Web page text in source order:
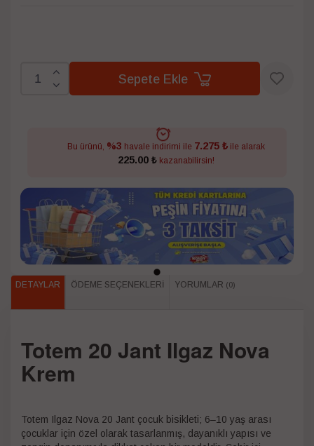
Sepete Ekle
Bu ürünü, %3 havale indirimi ile 7.275 ₺ile alarak
225.00 ₺kazanabilirsin!
DETAYLAR ÖDEME SEÇENEKLERI YORUMLAR (0)
Totem 20 Jant Ilgaz Nova
Krem
Totem Ilgaz Nova 20 Jant çocuk bisikleti; 6–10 yaş arası
çocuklar için özel olarak tasarlanmış, dayanıklı yapısı ve